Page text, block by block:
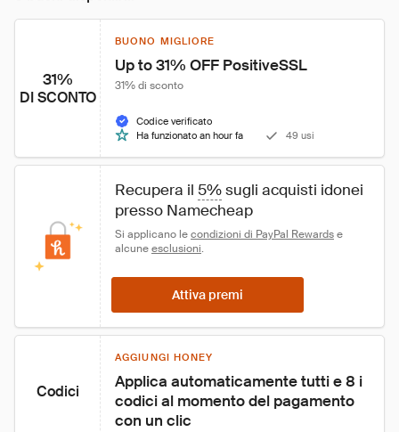
31%
DI SCONTO
BUONO MIGLIORE
Up to 31% OFF PositiveSSL
31% di sconto
Codice verificato
Ha funzionato an hour fa
49 usi
Recupera il 5% sugli acquisti idonei
presso Namecheap
Si applicano le condizioni di PayPal Rewards e
alcune esclusioni.
Attiva premi
Codici
AGGIUNGI HONEY
Applica automaticamente tutti e 8 i
codici al momento del pagamento
con un clic